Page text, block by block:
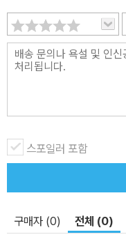
스포일러 포함
구매자 (0) 전체 (0)